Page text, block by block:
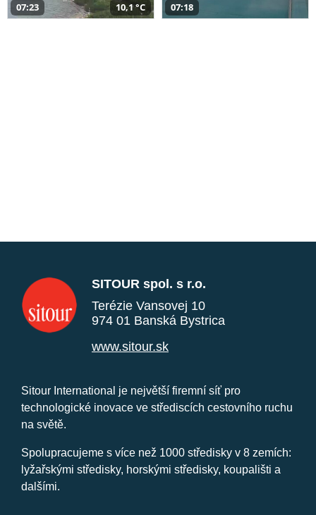
07:23 10,1 °C 07:18
SITOUR spol. s r.o.
Terézie Vansovej 10
974 01 Banská Bystrica
www.sitour.sk
Sitour International je největší firemní síť pro
technologické inovace ve střediscích cestovního ruchu
na světě.
Spolupracujeme s více než 1000 středisky v 8 zemích:
lyžařskými středisky, horskými středisky, koupališti a
dalšími.